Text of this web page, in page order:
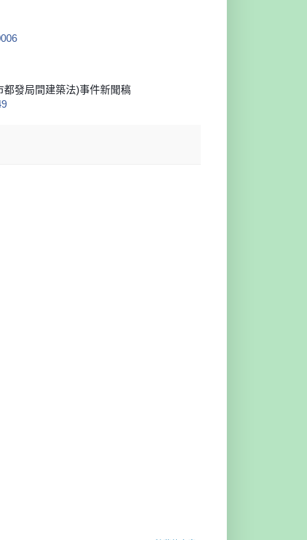
發局間建築法)事件新聞稿